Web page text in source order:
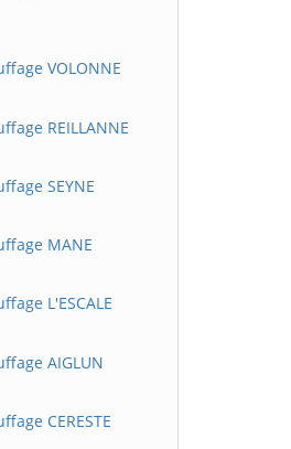
VOLONNE
REILLANNE
SEYNE
MANE
L'ESCALE
AIGLUN
CERESTE